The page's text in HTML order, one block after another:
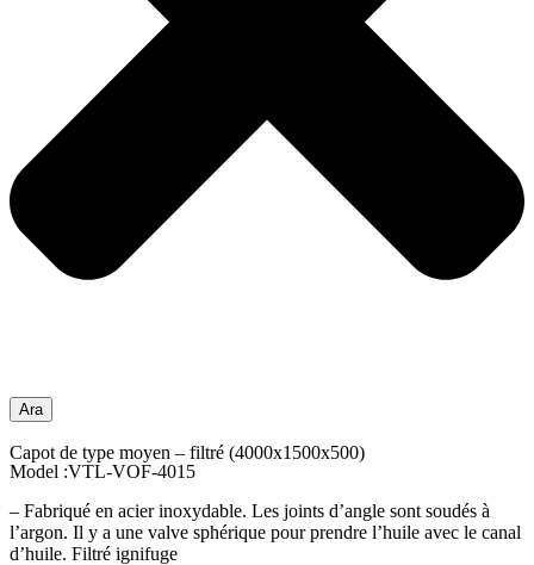
Ara
Capot de type moyen – filtré (4000x1500x500)
Model :VTL-VOF-4015
– Fabriqué en acier inoxydable. Les joints d’angle sont soudés à
l’argon. Il y a une valve sphérique pour prendre l’huile avec le canal
d’huile. Filtré ignifuge